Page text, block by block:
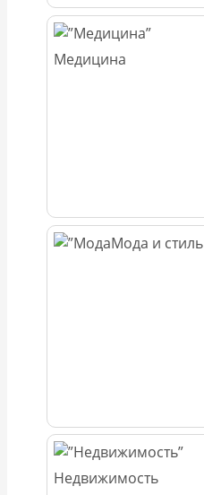
Медицина
Мода и стиль
Недвижимость